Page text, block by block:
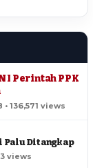
I Perintah PPK
136,571 views
Palu Ditangkap
views